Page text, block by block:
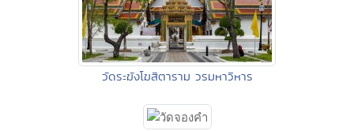
วัดระฆังโฆสิตาราม วรมหาวิหาร